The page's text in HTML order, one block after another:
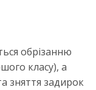
обрізанню
класу), а
зняття задирок